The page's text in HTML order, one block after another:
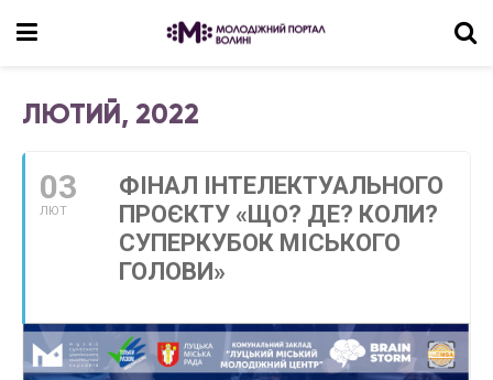
ЛЮТИЙ, 2022
03
ЛЮТ
ФІНАЛ ІНТЕЛЕКТУАЛЬНОГО
ПРОЄКТУ «ЩО? ДЕ? КОЛИ?
СУПЕРКУБОК МІСЬКОГО
ГОЛОВИ»